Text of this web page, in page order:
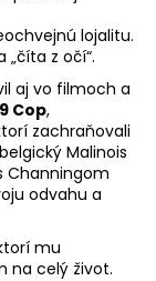
lojalitu.
z očí“.
aj vo filmoch a
Cop,
zachraňovali
Malinois
Channingom
odvahu a
mu
na celý život.